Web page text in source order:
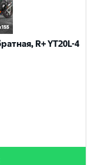
R+ YT20L-4